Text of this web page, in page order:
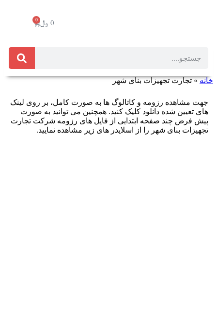
0 ﷼ 0
خانه»تجارت تجهیزات بنای شهر
جهت مشاهده رزومه و کاتالوگ ها به صورت کامل، بر روی لینک
های تعیین شده دانلود کلیک کنید. همچنین می توانید به صورت
پیش فرض چند صفحه ابتدایی از فایل های رزومه شرکت تجارت
تجهیزات بنای شهر را از اسلایدر های زیر مشاهده نمایید.